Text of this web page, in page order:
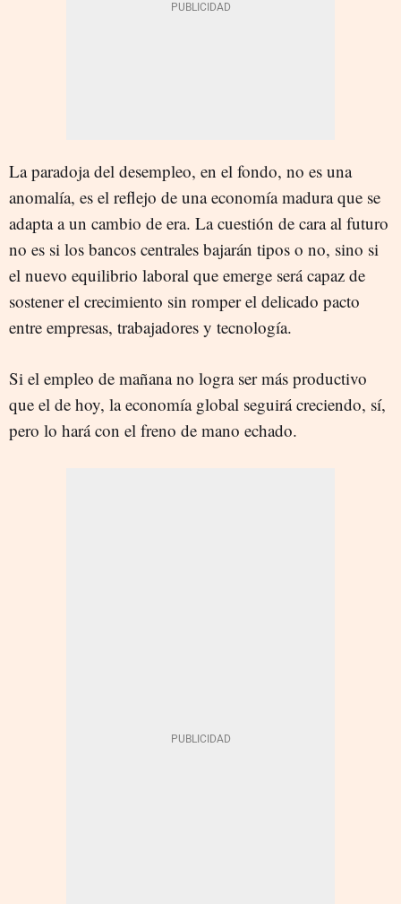
La paradoja del desempleo, en el fondo, no es una
anomalía, es el reflejo de una economía madura que se
adapta a un cambio de era. La cuestión de cara al futuro
no es si los bancos centrales bajarán tipos o no, sino si
el nuevo equilibrio laboral que emerge será capaz de
sostener el crecimiento sin romper el delicado pacto
entre empresas, trabajadores y tecnología.
Si el empleo de mañana no logra ser más productivo
que el de hoy, la economía global seguirá creciendo, sí,
pero lo hará con el freno de mano echado.